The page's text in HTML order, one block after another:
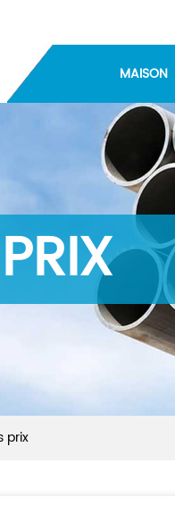
MAISON
prix